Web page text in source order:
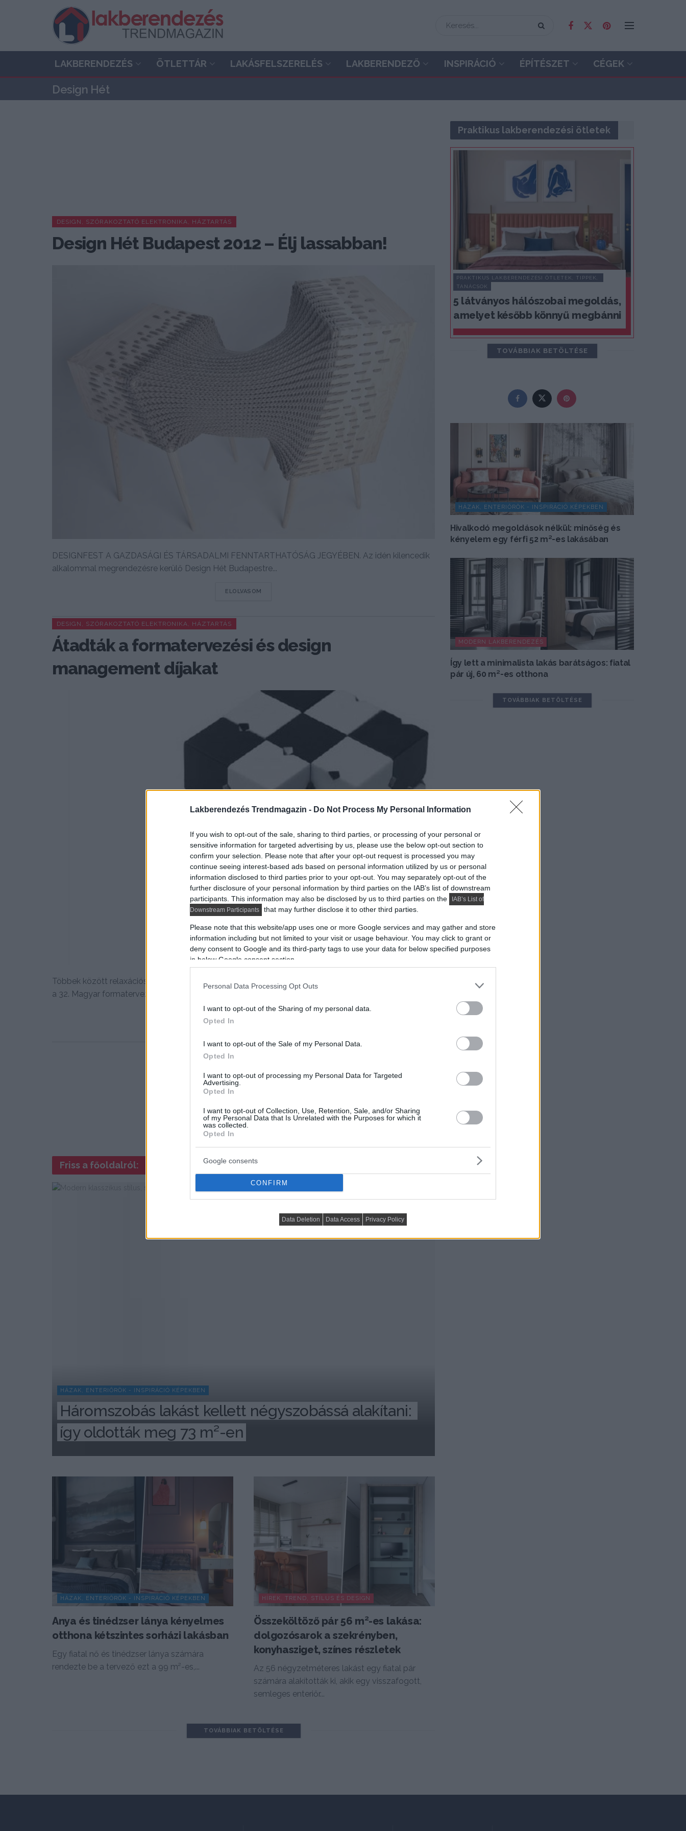
Lakberendezés Trendmagazin - Do Not Process My Personal Information
If you wish to opt-out of the sale, sharing to third parties, or processing of your personal or
sensitive information for targeted advertising by us, please use the below opt-out section to
confirm your selection. Please note that after your opt-out request is processed you may
continue seeing interest-based ads based on personal information utilized by us or personal
information disclosed to third parties prior to your opt-out. You may separately opt-out of the
further disclosure of your personal information by third parties on the IAB’s list of downstream
participants. This information may also be disclosed by us to third parties on the
IAB’s List of
Downstream Participants
that may further disclose it to other third parties.
Please note that this website/app uses one or more Google services and may gather and store
information including but not limited to your visit or usage behaviour. You may click to grant or
deny consent to Google and its third-party tags to use your data for below specified purposes
in below Google consent section.
Personal Data Processing Opt Outs
I want to opt-out of the Sharing of my personal data.
Opted In
I want to opt-out of the Sale of my Personal Data.
Opted In
I want to opt-out of processing my Personal Data for Targeted
Advertising.
Opted In
I want to opt-out of Collection, Use, Retention, Sale, and/or Sharing
of my Personal Data that Is Unrelated with the Purposes for which it
was collected.
Opted In
Google consents
CONFIRM
Data Deletion Data Access Privacy Policy
LAKBERENDEZÉS ÖTLETTÁR LAKÁSFELSZERELÉS LAKBERENDEZŐ INSPIRÁCIÓ ÉPÍTÉSZET CÉGEK
Design Hét
DESIGN, SZÓRAKOZTATÓ ELEKTRONIKA, HÁZTARTÁS
Design Hét Budapest 2012 – Élj lassabban!
DESIGNFEST A GAZDASÁGI ÉS TÁRSADALMI FENNTARTHATÓSÁG JEGYÉBEN. Az idén kilencedik
alkalommal megrendezésre kerülő Design Hét Budapestre...
ELOLVASOM
DESIGN, SZÓRAKOZTATÓ ELEKTRONIKA, HÁZTARTÁS
Átadták a formatervezési és design
management díjakat
Többek között relaxációs lebegő kabin, újragondolt dobókocka-család és egy ökoautó terve nyertek
a 32. Magyar formatervezési...
Friss a főoldalról:
HÁZAK, ENTERIŐRÖK - INSPIRÁCIÓ KÉPEKBEN
Háromszobás lakást kellett négyszobássá alakítani:
így oldották meg 73 m²-en
HÁZAK, ENTERIŐRÖK - INSPIRÁCIÓ KÉPEKBEN
Anya és tinédzser lánya kényelmes
otthona kétszintes sorházi lakásban
Egy fiatal nő és tinédzser lánya számára
rendezte be a tervező ezt a 99 m²-es,...
HÍREK, TREND, STÍLUS ÉS DESIGN
Összeköltöző pár 56 m²-es lakása:
dolgozósarok a szekrényben,
konyhasziget, színes részletek
Az 56 négyzetméteres lakást egy fiatal pár
számára alakították ki, akik egy visszafogott,
semleges enteriőr...
TOVÁBBIAK BETÖLTÉSE
Praktikus lakberendezési ötletek
PRAKTIKUS LAKBERENDEZÉSI ÖTLETEK, TIPPEK,
TANÁCSOK
5 látványos hálószobai megoldás,
amelyet később könnyű megbánni
TOVÁBBIAK BETÖLTÉSE
HÁZAK, ENTERIŐRÖK - INSPIRÁCIÓ KÉPEKBEN
Hivalkodó megoldások nélkül: minőség és
kényelem egy férfi 52 m²-es lakásában
MODERN LAKBERENDEZÉS
Így lett a minimalista lakás barátságos: fiatal
pár új, 60 m²-es otthona
TOVÁBBIAK BETÖLTÉSE